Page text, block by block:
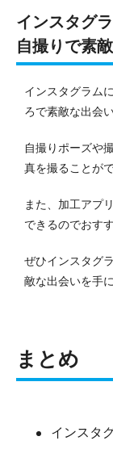
インスタグ
自撮りで素
インスタグラム
ろで素敵な出会
自撮りポーズや
真を撮ることが
また、加工アプ
できるのでおす
ぜひインスタグ
敵な出会いを手
まとめ
インスタ